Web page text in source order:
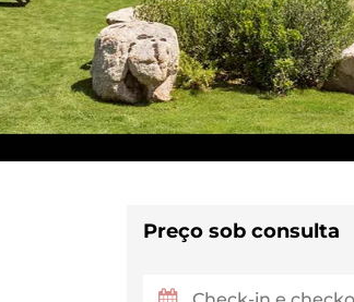
Preço sob consulta